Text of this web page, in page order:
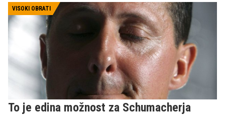
konkretnih informacij ni. Italijanski mediji
poročajo, koliko naj bi stalo zdravljenje hudo
poškodovanega večkratnega svetovnega prvaka.
VISOKI OBRATI
To je edina možnost za Schumacherja